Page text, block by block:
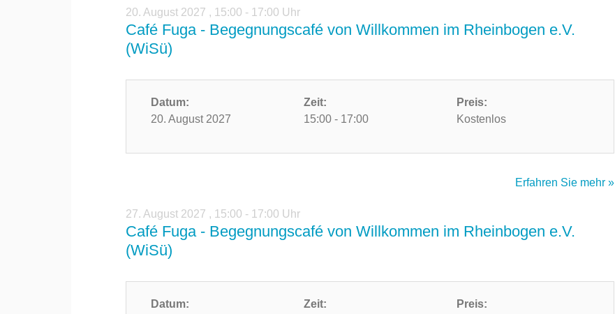
20. August 2027 , 15:00 - 17:00 Uhr
Café Fuga - Begegnungscafé von Willkommen im Rheinbogen e.V.
(WiSü)
Datum:
20. August 2027
Zeit:
15:00 - 17:00
Preis:
Kostenlos
Erfahren Sie mehr »
27. August 2027 , 15:00 - 17:00 Uhr
Café Fuga - Begegnungscafé von Willkommen im Rheinbogen e.V.
(WiSü)
Datum:
Zeit:
Preis: